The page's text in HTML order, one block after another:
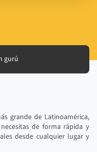
gurú
grande de Latinoamérica,
de forma rápida y
desde cualquier lugar y